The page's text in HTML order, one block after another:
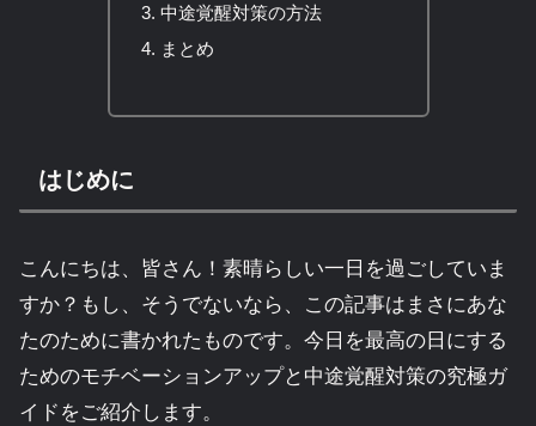
中途覚醒対策の方法
まとめ
はじめに
こんにちは、皆さん！素晴らしい一日を過ごしていま
すか？もし、そうでないなら、この記事はまさにあな
たのために書かれたものです。今日を最高の日にする
ためのモチベーションアップと中途覚醒対策の究極ガ
イドをご紹介します。